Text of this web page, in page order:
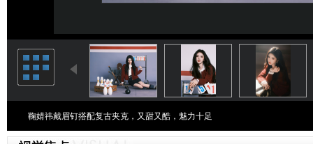
鞠婧祎戴眉钉搭配复古夹克，又甜又酷，魅力十足